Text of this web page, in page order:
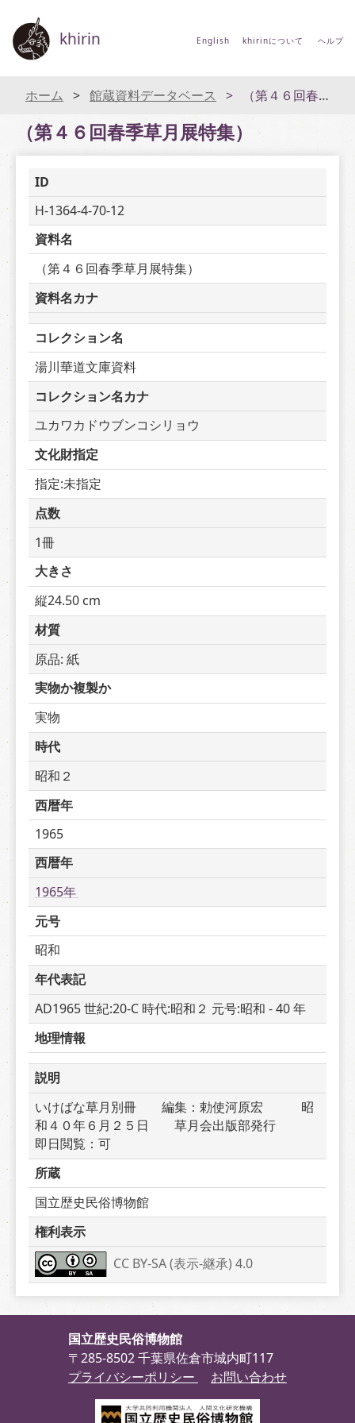
khirin English khirinについて ヘルプ
ホーム 館蔵資料データベース （第４６回春季草月展特集）
（第４６回春季草月展特集）
ID
H-1364-4-70-12
資料名
（第４６回春季草月展特集）
資料名カナ
コレクション名
湯川華道文庫資料
コレクション名カナ
ユカワカドウブンコシリョウ
文化財指定
指定:未指定
点数
1冊
大きさ
縦24.50 cm
材質
原品: 紙
実物か複製か
実物
時代
昭和２
西暦年
1965
西暦年
1965年
元号
昭和
年代表記
AD1965 世紀:20-C 時代:昭和２ 元号:昭和 - 40 年
地理情報
説明
いけばな草月別冊　　編集：勅使河原宏　　　昭
和４０年６月２５日　　草月会出版部発行
即日閲覧：可
所蔵
国立歴史民俗博物館
権利表示
CC BY-SA (表示-継承) 4.0
国立歴史民俗博物館
〒285-8502 千葉県佐倉市城内町117
プライバシーポリシー
お問い合わせ